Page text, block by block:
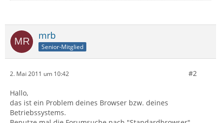
mrb
Senior-Mitglied
2. Mai 2011 um 10:42 #2
Hallo,
das ist ein Problem deines Browser bzw. deines
Betriebssystems.